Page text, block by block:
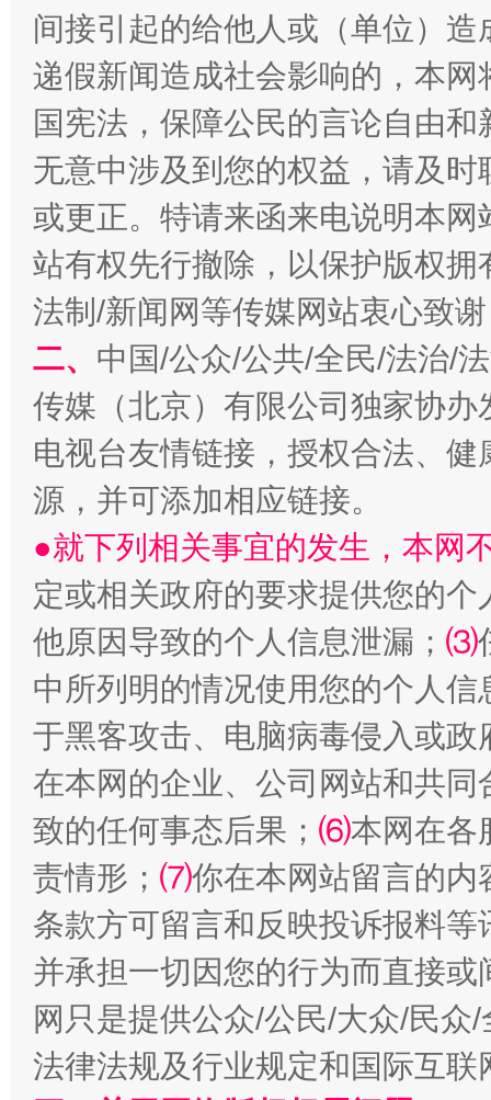
揭开“小金库”的免责幌子
受贿1.44亿！段成刚被判无期 从幼
全民健身五年计划来了！等你上场
间接引起的给他人或（单位）
递假新闻造成社会影响的，本
国宪法，保障公民的言论自由
无意中涉及到您的权益，请及
或更正。特请来函来电说明本
站有权先行撤除，以保护版权
法制/新闻网等传媒网站衷心致
二、 中国/公众/公共/全民/法治/
传媒（北京）有限公司独家协
电视台友情链接，授权合法、
源，并可添加相应链接。
●就下列相关事宜的发生，本网
定或相关政府的要求提供您的个
他原因导致的个人信息泄漏； ⑶
中所列明的情况使用您的个人
于黑客攻击、电脑病毒侵入或
在本网的企业、公司网站和共
致的任何事态后果； ⑹本网在各
责情形； ⑺你在本网站留言的内
条款方可留言和反映投诉报料
并承担一切因您的行为而直接
网只是提供公众/公民/大众/民
法律法规及行业规定和国际互